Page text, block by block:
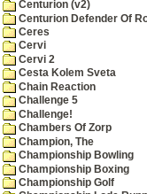
Centurion (v2)
Centurion Defender Of
Ceres
Cervi
Cervi 2
Cesta Kolem Sveta
Chain Reaction
Challenge 5
Challenge!
Chambers Of Zorp
Champion, The
Championship Bowling
Championship Boxing
Championship Golf